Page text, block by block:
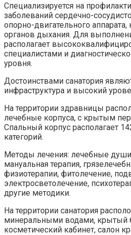
Специализируется на
заболеваний сердечно-
опорно-двигательного
органов дыхания. Для
располагает
специалистами и
уровня.
Достоинствами санатория
инфраструктура и высокий
На территории здравницы
лечебные корпуса, с крытым
Спальный корпус располагает
категорий.
Методы лечения: лечебные
мануальная терапия,
физиотерапии, фитолечение,
электросветолечение,
другие методики.
На территории санатория
минеральными водами, крытый
косметический кабинет, салон